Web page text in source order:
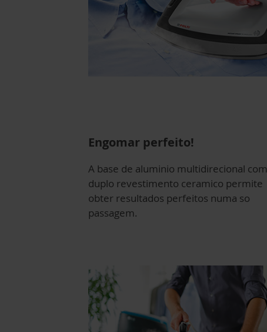
Engomar perfeito!
A base de aluminio multidirecional com
duplo revestimento ceramico permite
obter resultados perfeitos numa so
passagem.